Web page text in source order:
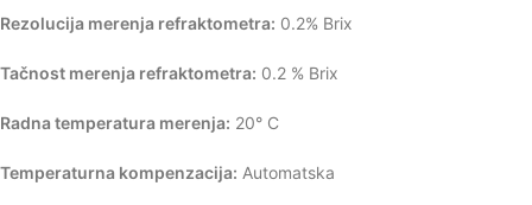
Rezolucija merenja refraktometra: 0.2% Brix
Tačnost merenja refraktometra: 0.2 % Brix
Radna temperatura merenja: 20° C
Temperaturna kompenzacija: Automatska